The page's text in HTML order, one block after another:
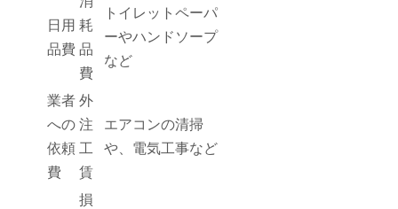
日用
品費
耗
品
費
トイレットペーパ
ーやハンドソープ
など
業者
への
依頼
費
外
注
工
賃
エアコンの清掃
や、電気工事など
損